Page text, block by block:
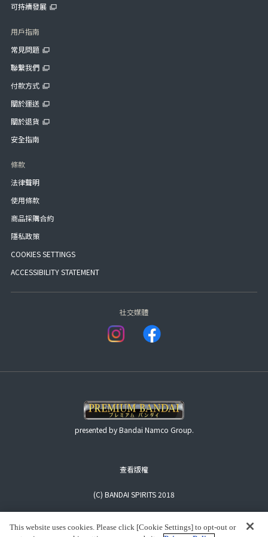
可持續發展
用戶指南
常見問題
聯繫我們
付款方式
關於運送
關於退貨
安全指南
條款
法律聲明
使用條款
商品採購合約
隱私政策
COOKIES SETTINGS
ACCESSIBILITY STATEMENT
社交媒體
presented by Bandai Namco Group.
查看版權
(C) BANDAI SPIRITS 2018
This website uses cookies. Please click [Cookie Settings] to opt-out or